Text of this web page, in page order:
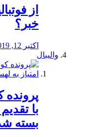
از
خبر؟
اکتبر 12, 2019
والیبال
پرونده
با
بسته